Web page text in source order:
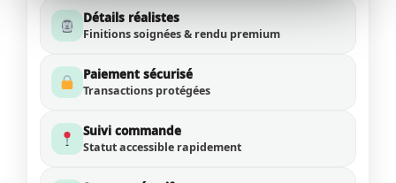
Détails réalistes
Finitions soignées & rendu premium
Paiement sécurisé
Transactions protégées
Suivi commande
Statut accessible rapidement